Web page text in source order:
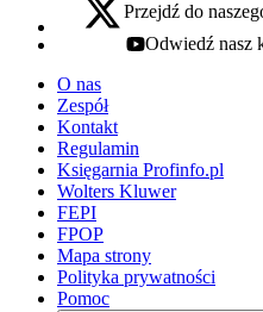
x - otwiera się w nowej karcie
Przejdź do
youtube - otwiera się w
Odwiedź nasz
O nas
Zespół
Kontakt
Regulamin
Księgarnia Profinfo.pl
Wolters Kluwer
FEPI
FPOP
Mapa strony
Polityka prywatności
Pomoc